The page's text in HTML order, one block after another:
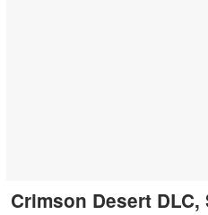
Crimson Desert